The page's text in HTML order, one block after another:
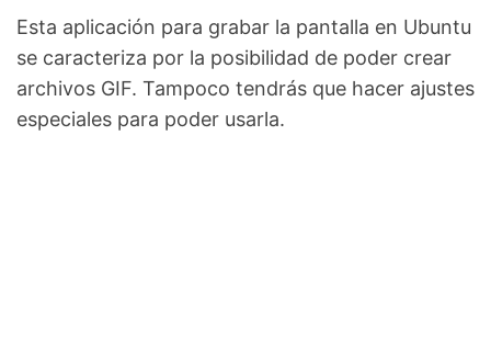
Esta aplicación para grabar la pantalla en Ubuntu
se caracteriza por la posibilidad de poder crear
archivos GIF. Tampoco tendrás que hacer ajustes
especiales para poder usarla.